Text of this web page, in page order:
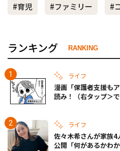
#育児
#ファミリー #
ランキング RANKING
ライフ
漫画「保護者支援も
読み！（右タップ＞で
ライフ
佐々木希さんが家族
公開「何があるかわ